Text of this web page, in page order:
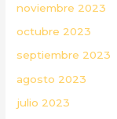
noviembre 2023
octubre 2023
septiembre 2023
agosto 2023
julio 2023